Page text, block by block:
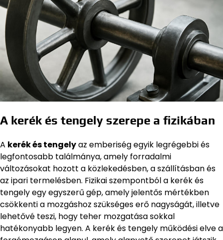
A kerék és tengely szerepe a fizikában
A kerék és tengelyaz emberiség egyik legrégebbi és
legfontosabb találmánya, amely forradalmi
változásokat hozott a közlekedésben, a szállításban és
az ipari termelésben. Fizikai szempontból a kerék és
tengely egy egyszerű gép, amely jelentős mértékben
csökkenti a mozgáshoz szükséges erő nagyságát, illetve
lehetővé teszi, hogy teher mozgatása sokkal
hatékonyabb legyen. A kerék és tengely működési elve a